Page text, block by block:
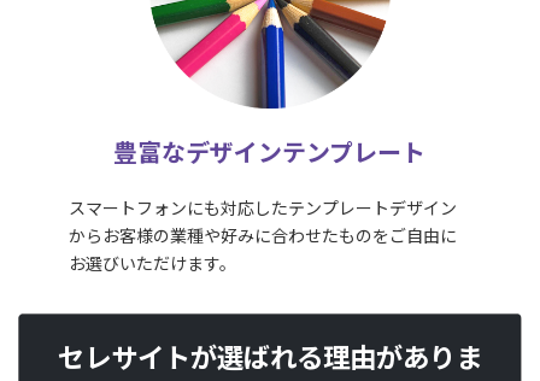
豊富なデザインテンプレート
スマートフォンにも対応したテンプレートデザイン
からお客様の業種や好みに合わせたものをご自由に
お選びいただけます。
セレサイトが選ばれる理由がありま